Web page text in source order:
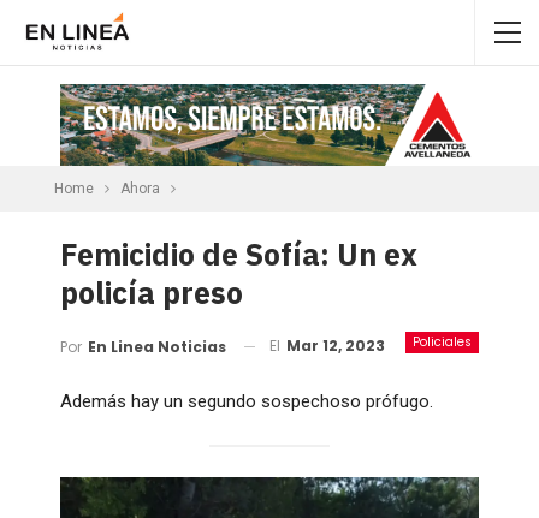
Home Ahora
Femicidio de Sofía: Un ex
policía preso
Policiales
Por En Linea Noticias El Mar 12, 2023
Además hay un segundo sospechoso prófugo.